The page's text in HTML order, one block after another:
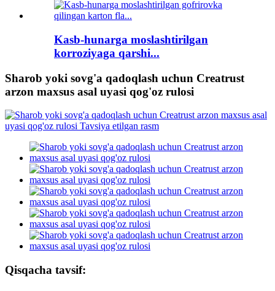
Kasb-hunarga moslashtirilgan
korroziyaga qarshi...
Sharob yoki sovg'a qadoqlash uchun Creatrust
arzon maxsus asal uyasi qog'oz rulosi
Qisqacha tavsif: